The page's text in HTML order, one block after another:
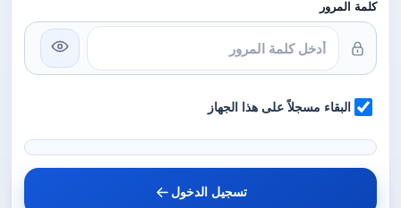
كلمة المرور
البقاء مسجلاً على هذا الجهاز
تسجيل الدخول